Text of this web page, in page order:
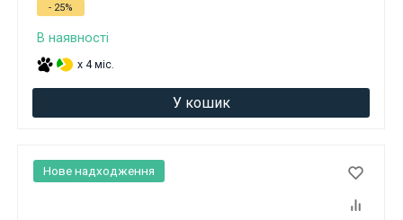
- 25%
В наявності
x 4 міс.
У кошик
Нове надходження